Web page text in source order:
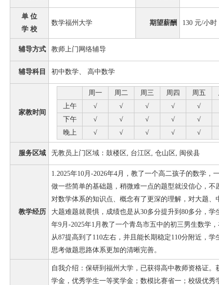
单 位
学 校
数学福州大学 期望薪酬 130 元/小时
辅导方式 教师上门网络辅导
辅导科目 初中数学、 高中数学
家教时间
周一 周二 周三 周四 周五
上午
√ √ √ √
√
下午
√ √ √ √
√
晚上
√ √ √ √ √
服务区域 无教员上门区域：鼓楼区, 台江区, 仓山区, 闽侯县
教学经历
1.2025年10月-2026年4月，教了一个高二孩子的数学，
做一些简单的基础题，稍微难一点的题型就没信心，
对数学体系的知识点、概念有了更深的理解，对大题
大题难题就畏惧，成绩也是从30多分提升到80多分，学
年9月-2025年1月教了一个青岛市五中的初三男生数学
从87提高到了110左右，并且能长期稳定110分附近，
思考做题思路体系更加的清晰完善。
自我介绍：保研到福州大学，已获得高中教师资格证
学金，优秀学生一等奖学金；数模比赛省一；校级优